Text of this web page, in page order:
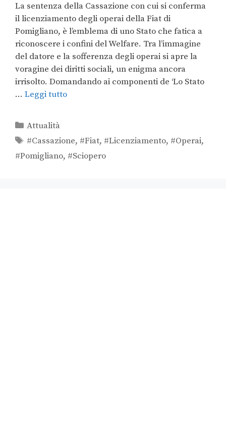
La sentenza della Cassazione con cui si conferma
il licenziamento degli operai della Fiat di
Pomigliano, è l’emblema di uno Stato che fatica a
riconoscere i confini del Welfare. Tra l’immagine
del datore e la sofferenza degli operai si apre la
voragine dei diritti sociali, un enigma ancora
irrisolto. Domandando ai componenti de ‘Lo Stato
… Leggi tutto
Attualità
#Cassazione, #Fiat, #Licenziamento, #Operai,
#Pomigliano, #Sciopero